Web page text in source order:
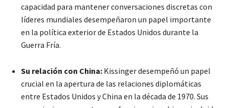
capacidad para mantener conversaciones discretas con
líderes mundiales desempeñaron un papel importante
en la política exterior de Estados Unidos durante la
Guerra Fría.
Su relación con China: Kissinger desempeñó un papel
crucial en la apertura de las relaciones diplomáticas
entre Estados Unidos y China en la década de 1970. Sus